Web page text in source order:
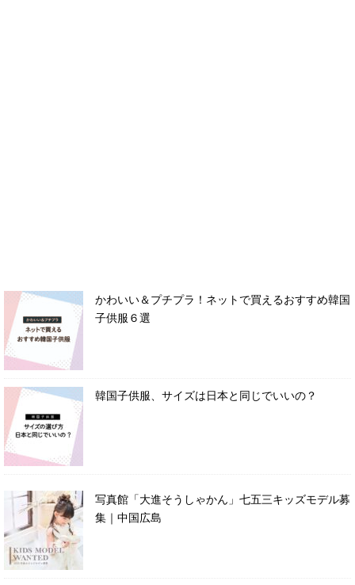
かわいい＆プチプラ！ネットで買えるおすすめ韓国
子供服６選
韓国子供服、サイズは日本と同じでいいの？
写真館「大進そうしゃかん」七五三キッズモデル募
集｜中国広島